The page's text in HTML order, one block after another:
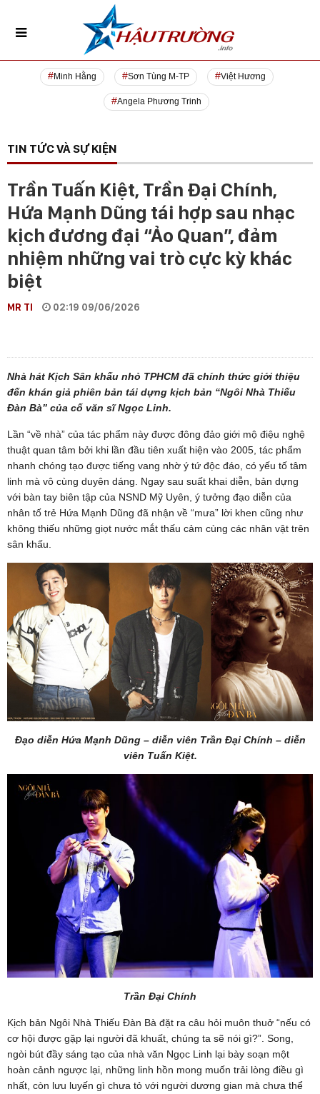
Minh Hằng Sơn Tùng M-TP Việt Hương
Angela Phương Trinh
TIN TỨC VÀ SỰ KIỆN
Trần Tuấn Kiệt, Trần Đại Chính,
Hứa Mạnh Dũng tái hợp sau nhạc
kịch đương đại “Ảo Quan”, đảm
nhiệm những vai trò cực kỳ khác
biệt
MR TI 02:19 09/06/2026
Nhà hát Kịch Sân khấu nhỏ TPHCM đã chính thức giới thiệu
đến khán giả phiên bản tái dựng kịch bản “Ngôi Nhà Thiếu
Đàn Bà” của cố văn sĩ Ngọc Linh.
Lần “về nhà” của tác phẩm này được đông đảo giới mộ điệu nghệ
thuật quan tâm bởi khi lần đầu tiên xuất hiện vào 2005, tác phẩm
nhanh chóng tạo được tiếng vang nhờ ý tứ độc đáo, có yếu tố tâm
linh mà vô cùng duyên dáng. Ngay sau suất khai diễn, bản dựng
với bàn tay biên tập của NSND Mỹ Uyên, ý tưởng đạo diễn của
nhân tố trẻ Hứa Mạnh Dũng đã nhận về “mưa” lời khen cũng như
không thiếu những giọt nước mắt thấu cảm cùng các nhân vật trên
sân khấu.
Đạo diễn Hứa Mạnh Dũng – diễn viên Trần Đại Chính – diễn
viên Tuấn Kiệt.
Trần Đại Chính
Kịch bản Ngôi Nhà Thiếu Đàn Bà đặt ra câu hỏi muôn thuở “nếu có
cơ hội được gặp lại người đã khuất, chúng ta sẽ nói gì?”. Song,
ngòi bút đầy sáng tạo của nhà văn Ngọc Linh lại bày soạn một
hoàn cảnh ngược lại, những linh hồn mong muốn trải lòng điều gì
nhất, còn lưu luyến gì chưa tỏ với người dương gian mà chưa thể